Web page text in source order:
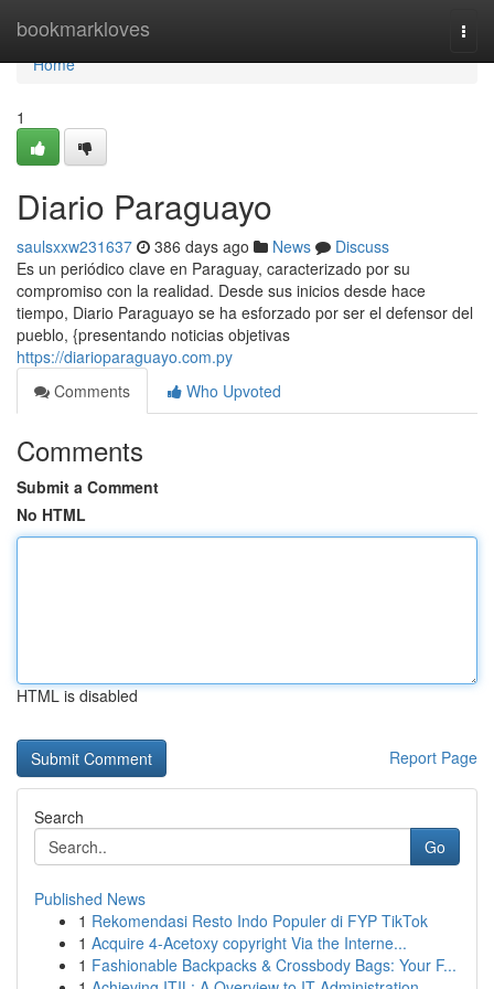
bookmarkloves
Home
Home
1
Diario Paraguayo
saulsxxw231637 386 days ago News
Discuss
Es un periódico clave en Paraguay, caracterizado por su
compromiso con la realidad. Desde sus inicios desde hace
tiempo, Diario Paraguayo se ha esforzado por ser el defensor del
pueblo, {presentando noticias objetivas
https://diarioparaguayo.com.py
Comments
Who Upvoted
Comments
Submit a Comment
No HTML
HTML is disabled
Report Page
Search
Go
Published News
1 Rekomendasi Resto Indo Populer di FYP TikTok
1 Acquire 4-Acetoxy copyright Via the Interne...
1 Fashionable Backpacks & Crossbody Bags: Your F...